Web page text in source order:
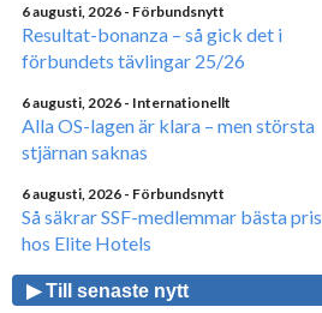
6 augusti, 2026 - Förbundsnytt
Resultat-bonanza – så gick det i
förbundets tävlingar 25/26
6 augusti, 2026 - Internationellt
Alla OS-lagen är klara – men största
stjärnan saknas
6 augusti, 2026 - Förbundsnytt
Så säkrar SSF-medlemmar bästa pris
hos Elite Hotels
▶ Till senaste nytt